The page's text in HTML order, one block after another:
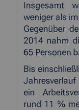
Insgesamt
weniger als
Gegenüber
2014 nahm
65 Personen
Bis
ein
rund 11 %